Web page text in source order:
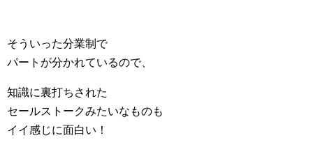
そういった分業制で
パートが分かれているので、
知識に裏打ちされた
セールストークみたいなものも
イイ感じに面白い！